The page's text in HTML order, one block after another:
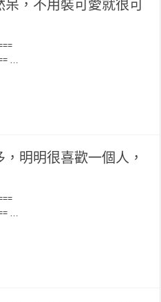
，不用裝可愛就很可
…
明明很喜歡一個人，
…